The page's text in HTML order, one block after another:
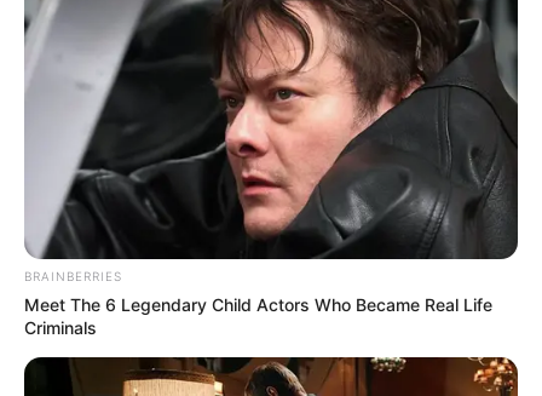
BRAINBERRIES
Meet The 6 Legendary Child Actors Who Became Real Life
Criminals